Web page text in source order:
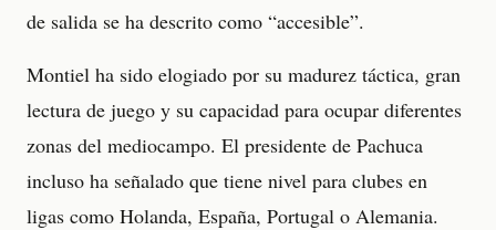
de salida se ha descrito como “accesible”.
Montiel ha sido elogiado por su madurez táctica, gran
lectura de juego y su capacidad para ocupar diferentes
zonas del mediocampo. El presidente de Pachuca
incluso ha señalado que tiene nivel para clubes en
ligas como Holanda, España, Portugal o Alemania.